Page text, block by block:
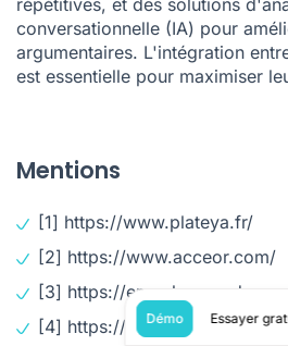
conversationnelle (IA) pour
argumentaires. L'intégration
est essentielle pour maximiser
Mentions
[1] https://www.plateya.fr/
[2] https://www.acceor.com/
[3] https://
[4] https://www.leadactiv.fr/
Démo Essayer